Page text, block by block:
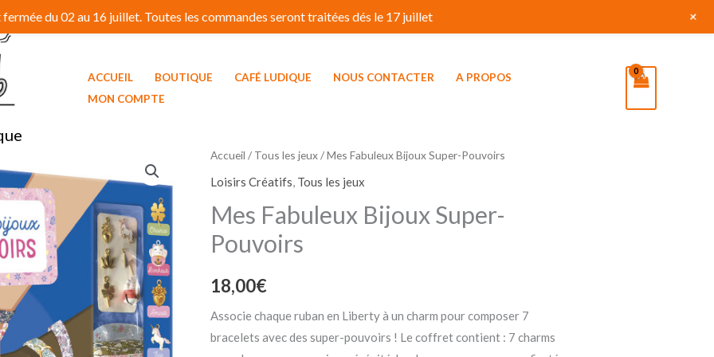
ACCUEIL BOUTIQUE CAFÉ LUDIQUE NOUS CONTACTER
A PROPOS
MON COMPTE
Accueil / Tous les jeux/ Mes Fabuleux Bijoux Super-Pouvoirs
Loisirs Créatifs, Tous les jeux
Mes Fabuleux Bijoux Super-
Pouvoirs
18,00€
Associe chaque ruban en Liberty à un charm pour composer 7
bracelets avec des super-pouvoirs ! Le coffret contient : 7 charms
fermée du 02 au 16 juillet. Toutes les commandes seront traitées dés le 17 juillet +